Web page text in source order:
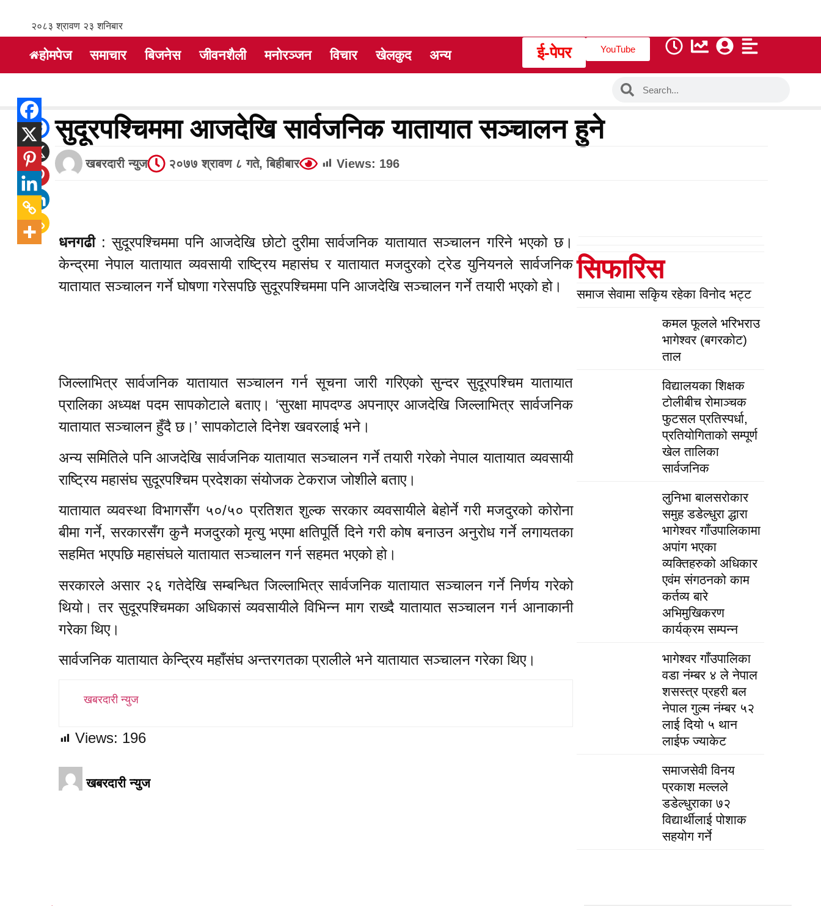
२०८३ श्रावण २३ शनिबार
होमपेज समाचार बिजनेस जीवनशैली मनोरञ्जन विचार खेलकुद अन्य ई-पेपर YouTube
सुदूरपश्चिममा आजदेखि सार्वजनिक यातायात सञ्चालन हुने
खबरदारी न्युज २०७७ श्रावण ८ गते, बिहीबार Views: 196
धनगढी: सुदूरपश्चिममा पनि आजदेखि छोटो दुरीमा सार्वजनिक यातायात सञ्चालन गरिने भएको छ।
केन्द्रमा नेपाल यातायात व्यवसायी राष्ट्रिय महासंघ र यातायात मजदुरको ट्रेड युनियनले सार्वजनिक
यातायात सञ्चालन गर्ने घोषणा गरेसपछि सुदूरपश्चिममा पनि आजदेखि सञ्चालन गर्ने तयारी भएको हो।
जिल्लाभित्र सार्वजनिक यातायात सञ्चालन गर्न सूचना जारी गरिएको सुन्दर सुदूरपश्चिम यातायात
प्रालिका अध्यक्ष पदम सापकोटाले बताए। ‘सुरक्षा मापदण्ड अपनाएर आजदेखि जिल्लाभित्र सार्वजनिक
यातायात सञ्चालन हुँदै छ।’ सापकोटाले दिनेश खवरलाई भने।
अन्य समितिले पनि आजदेखि सार्वजनिक यातायात सञ्चालन गर्ने तयारी गरेको नेपाल यातायात व्यवसायी
राष्ट्रिय महासंघ सुदूरपश्चिम प्रदेशका संयोजक टेकराज जोशीले बताए।
यातायात व्यवस्था विभागसँग ५०/५० प्रतिशत शुल्क सरकार व्यवसायीले बेहोर्ने गरी मजदुरको कोरोना
बीमा गर्ने, सरकारसँग कुनै मजदुरको मृत्यु भएमा क्षतिपूर्ति दिने गरी कोष बनाउन अनुरोध गर्ने लगायतका
सहमित भएपछि महासंघले यातायात सञ्चालन गर्न सहमत भएको हो।
सरकारले असार २६ गतेदेखि सम्बन्धित जिल्लाभित्र सार्वजनिक यातायात सञ्चालन गर्ने निर्णय गरेको
थियो। तर सुदूरपश्चिमका अधिकासं व्यवसायीले विभिन्न माग राख्दै यातायात सञ्चालन गर्न आनाकानी
गरेका थिए।
सार्वजनिक यातायात केन्द्रिय महाँसंघ अन्तरगतका प्रालीले भने यातायात सञ्चालन गरेका थिए।
खबरदारी न्युज
Views: 196
खबरदारी न्युज
सिफारिस
समाज सेवामा सकिृय रहेका विनोद भट्ट
कमल फूलले भरिभराउ
भागेश्वर (बगरकोट)
ताल
विद्यालयका शिक्षक
टोलीबीच रोमाञ्चक
फुटसल प्रतिस्पर्धा,
प्रतियोगिताको सम्पूर्ण
खेल तालिका
सार्वजनिक
लुनिभा बालसरोकार
समुह डडेल्धुरा द्धारा
भागेश्वर गाँउपालिकामा
अपांग भएका
व्यक्तिहरुको अधिकार
एवंम संगठनको काम
कर्तव्य बारे
अभिमुखिकरण
कार्यक्रम सम्पन्न
भागेश्वर गाँउपालिका
वडा नंम्बर ४ ले नेपाल
शसस्त्र प्रहरी बल
नेपाल गुल्म नंम्बर ५२
लाई दियो ५ थान
लाईफ ज्याकेट
समाजसेवी विनय
प्रकाश मल्लले
डडेल्धुराका ७२
विद्यार्थीलाई पोशाक
सहयोग गर्ने